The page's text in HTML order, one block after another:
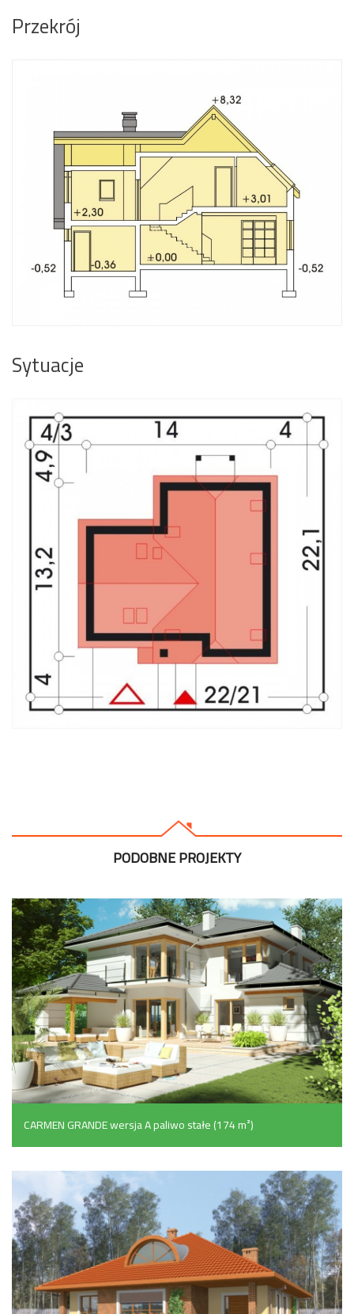
Przekrój
Sytuacje
PODOBNE PROJEKTY
CARMEN GRANDE wersja A paliwo stałe (174 m²)